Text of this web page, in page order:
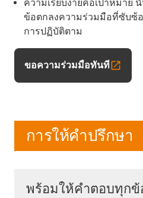
ความเรียบง่ายคือเป้าหมาย
ข้อตกลงความร่วมมือที่ซับซ้
การปฏิบัติตาม
ขอความร่วมมือทันที
การให้คำปรึกษา
พร้อมให้คำตอบทุกข้